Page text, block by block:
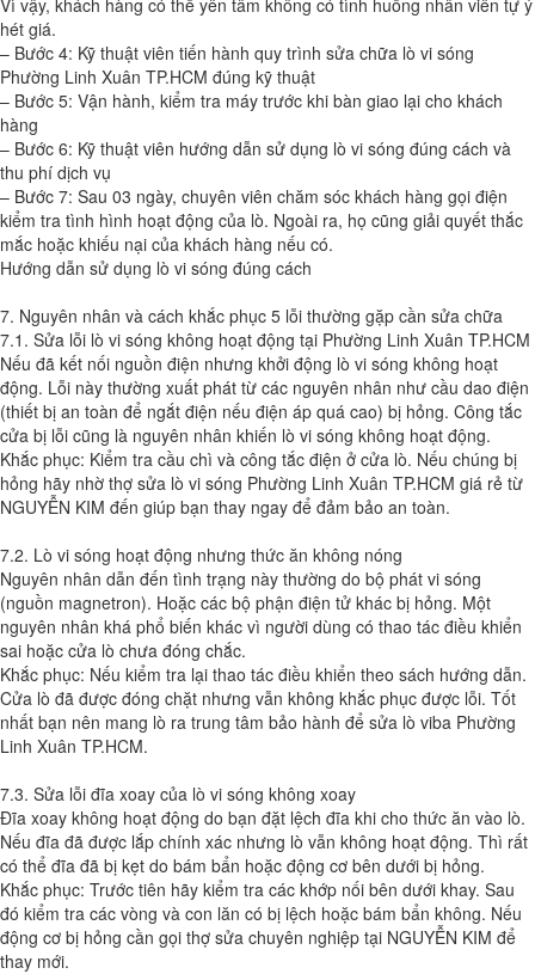
Vì vậy, khách hàng có thể yên tâm không có tình huống nhân viên tự ý
hét giá.
– Bước 4: Kỹ thuật viên tiến hành quy trình sửa chữa lò vi sóng
Phường Linh Xuân TP.HCM đúng kỹ thuật
– Bước 5: Vận hành, kiểm tra máy trước khi bàn giao lại cho khách
hàng
– Bước 6: Kỹ thuật viên hướng dẫn sử dụng lò vi sóng đúng cách và
thu phí dịch vụ
– Bước 7: Sau 03 ngày, chuyên viên chăm sóc khách hàng gọi điện
kiểm tra tình hình hoạt động của lò. Ngoài ra, họ cũng giải quyết thắc
mắc hoặc khiếu nại của khách hàng nếu có.
Hướng dẫn sử dụng lò vi sóng đúng cách
7. Nguyên nhân và cách khắc phục 5 lỗi thường gặp cần sửa chữa
7.1. Sửa lỗi lò vi sóng không hoạt động tại Phường Linh Xuân TP.HCM
Nếu đã kết nối nguồn điện nhưng khởi động lò vi sóng không hoạt
động. Lỗi này thường xuất phát từ các nguyên nhân như cầu dao điện
(thiết bị an toàn để ngắt điện nếu điện áp quá cao) bị hỏng. Công tắc
cửa bị lỗi cũng là nguyên nhân khiến lò vi sóng không hoạt động.
Khắc phục: Kiểm tra cầu chì và công tắc điện ở cửa lò. Nếu chúng bị
hỏng hãy nhờ thợ sửa lò vi sóng Phường Linh Xuân TP.HCM giá rẻ từ
NGUYỄN KIM đến giúp bạn thay ngay để đảm bảo an toàn.
7.2. Lò vi sóng hoạt động nhưng thức ăn không nóng
Nguyên nhân dẫn đến tình trạng này thường do bộ phát vi sóng
(nguồn magnetron). Hoặc các bộ phận điện tử khác bị hỏng. Một
nguyên nhân khá phổ biến khác vì người dùng có thao tác điều khiển
sai hoặc cửa lò chưa đóng chắc.
Khắc phục: Nếu kiểm tra lại thao tác điều khiển theo sách hướng dẫn.
Cửa lò đã được đóng chặt nhưng vẫn không khắc phục được lỗi. Tốt
nhất bạn nên mang lò ra trung tâm bảo hành để sửa lò viba Phường
Linh Xuân TP.HCM.
7.3. Sửa lỗi đĩa xoay của lò vi sóng không xoay
Đĩa xoay không hoạt động do bạn đặt lệch đĩa khi cho thức ăn vào lò.
Nếu đĩa đã được lắp chính xác nhưng lò vẫn không hoạt động. Thì rất
có thể đĩa đã bị kẹt do bám bẩn hoặc động cơ bên dưới bị hỏng.
Khắc phục: Trước tiên hãy kiểm tra các khớp nối bên dưới khay. Sau
đó kiểm tra các vòng và con lăn có bị lệch hoặc bám bẩn không. Nếu
động cơ bị hỏng cần gọi thợ sửa chuyên nghiệp tại NGUYỄN KIM để
thay mới.